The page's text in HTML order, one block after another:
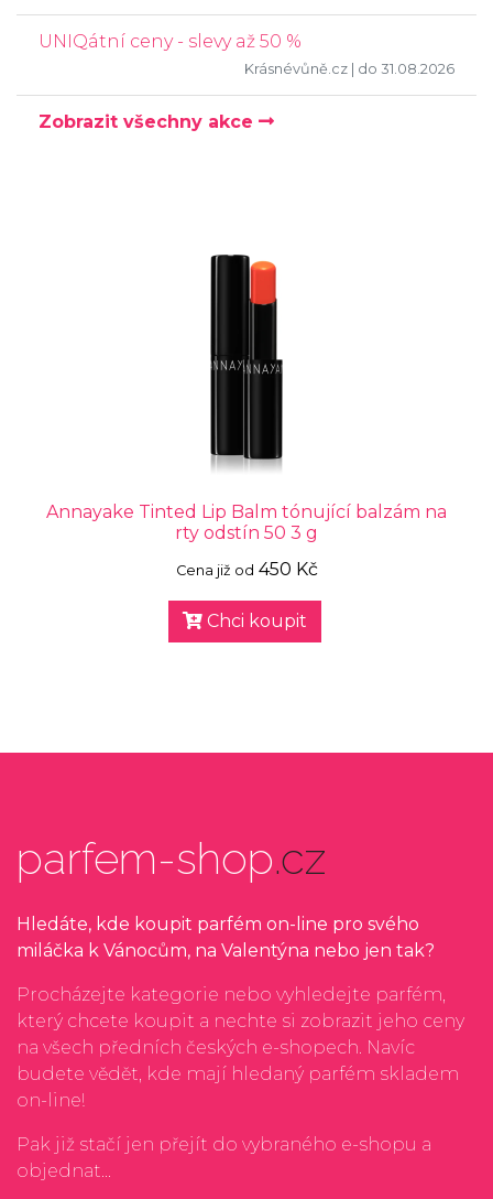
UNIQátní ceny - slevy až 50 %
Krásnévůně.cz | do 31.08.2026
Zobrazit všechny akce
Annayake Tinted Lip Balm tónující balzám na
rty odstín 50 3 g
Cena již od 450 Kč
Chci koupit
parfem-shop.cz
Hledáte, kde koupit parfém on-line pro svého
miláčka k Vánocům, na Valentýna nebo jen tak?
Procházejte kategorie nebo vyhledejte parfém,
který chcete koupit a nechte si zobrazit jeho ceny
na všech předních českých e-shopech. Navíc
budete vědět, kde mají hledaný parfém skladem
on-line!
Pak již stačí jen přejít do vybraného e-shopu a
objednat...